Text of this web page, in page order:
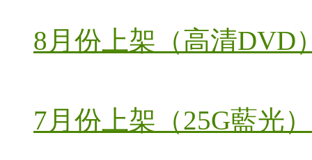
8月份上架（高清DVD
7月份上架（25G藍光）